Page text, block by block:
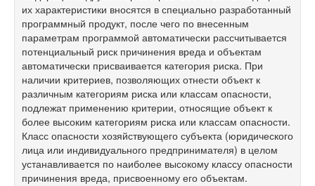
их характеристики вносятся в специально разработанный
программный продукт, после чего по внесенным
параметрам программой автоматически рассчитывается
потенциальный риск причинения вреда и объектам
автоматически присваивается категория риска. При
наличии критериев, позволяющих отнести объект к
различным категориям риска или классам опасности,
подлежат применению критерии, относящие объект к
более высоким категориям риска или классам опасности.
Класс опасности хозяйствующего субъекта (юридического
лица или индивидуального предпринимателя) в целом
устанавливается по наиболее высокому классу опасности
причинения вреда, присвоенному его объектам.